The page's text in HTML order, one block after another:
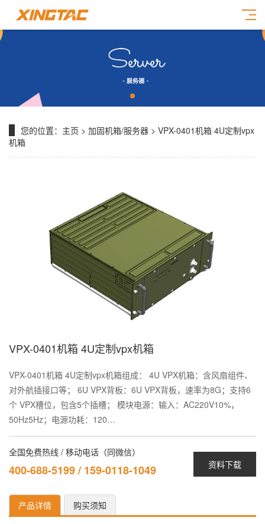
您的位置： 主页 > 加固机箱/服务器 > VPX-0401机箱 4U定制vpx
机箱
VPX-0401机箱 4U定制vpx机箱
VPX-0401机箱 4U定制vpx机箱组成： 4U VPX机箱：含风扇组件、
对外航插接口等； 6U VPX背板：6U VPX背板，速率为8G；支持6
个 VPX槽位，包含5个插槽； 模块电源：输入：AC220V10%，
50Hz5Hz；电源功耗：120…
资料下载
全国免费热线 / 移动电话（同微信）
400-688-5199 / 159-0118-1049
产品详情 购买须知